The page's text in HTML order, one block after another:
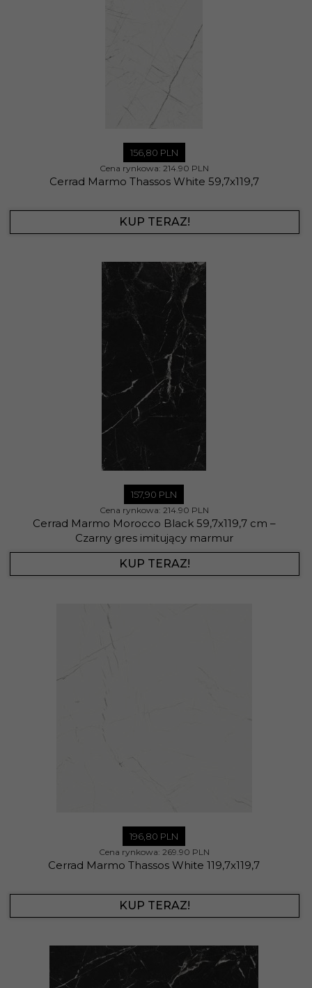
156, 80 PLN
Cena rynkowa: 214.90 PLN
Cerrad Marmo Thassos White 59,7x119,7
KUP TERAZ!
157,90 PLN
Cena rynkowa: 214.90 PLN
Cerrad Marmo Morocco Black 59,7x119,7 cm –
Czarny gres imitujący marmur
KUP TERAZ!
196, 80 PLN
Cena rynkowa: 269.90 PLN
Cerrad Marmo Thassos White 119,7x119,7
KUP TERAZ!